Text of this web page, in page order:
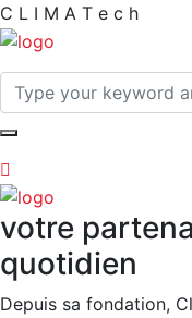
C L I M A T e c h
votre
quotidien
Depuis sa fondation,